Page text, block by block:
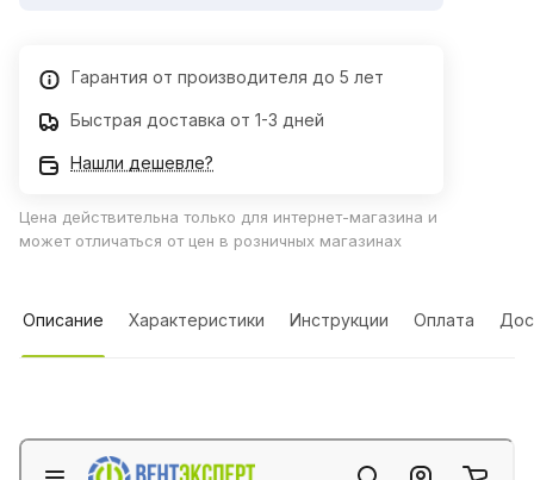
Гарантия от производителя до 5 лет
Быстрая доставка от 1-3 дней
Нашли дешевле?
Цена действительна только для интернет-магазина и
может отличаться от цен в розничных магазинах
Описание Характеристики Инструкции Оплата